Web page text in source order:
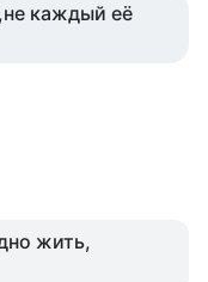
каждый её
жить,